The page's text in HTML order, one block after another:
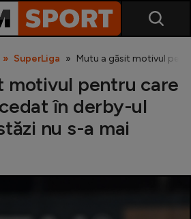
SuperLiga Mutu a găsit motivul
motivul pentru care
în derby-ul
nu s-a mai